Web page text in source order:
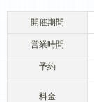
開催期間
営業時間
予約
料金